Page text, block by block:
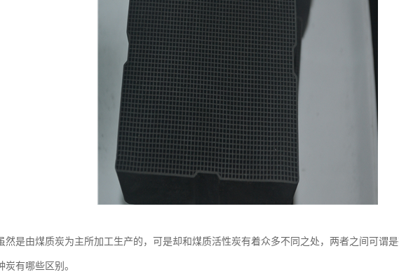
然是由煤质炭为主所加工生产的，可是却和煤质活性炭有着众多不同之处，两者之间可谓
炭有哪些区别。